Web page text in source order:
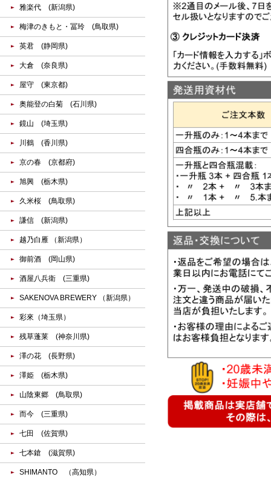
雅楽代 (新潟県)
梅津のきもと・冨玲 (鳥取県)
英君 (静岡県)
大倉 (奈良県)
屋守 (東京都)
奥能登の白菊 (石川県)
鏡山 (埼玉県)
川鶴 (香川県)
京の春 (京都府)
旭興 (栃木県)
久米桜 (鳥取県)
謙信 (新潟県)
越乃白雁 （新潟県）
御前酒 (岡山県)
酒屋八兵衛 (三重県)
SAKENOVA BREWERY （新潟県）
彩來（埼玉県）
残草蓬莱 (神奈川県)
澤の花 (長野県)
澤姫 (栃木県)
山陰東郷 (鳥取県)
而今 (三重県)
七田 (佐賀県)
七本鎗 (滋賀県)
SHIMANTO （高知県）